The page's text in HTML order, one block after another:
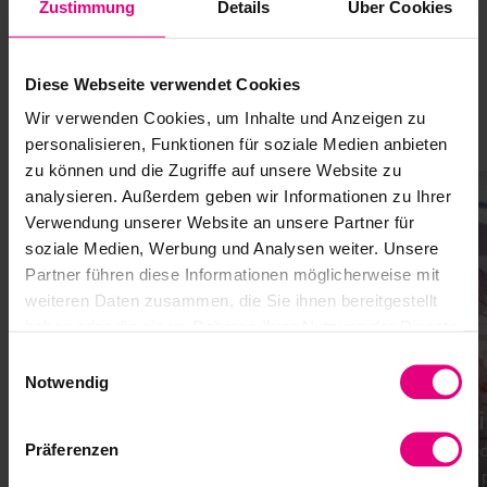
Zustimmung Details Über Cookies
Diese Webseite verwendet Cookies
Wir verwenden Cookies, um Inhalte und Anzeigen zu
personalisieren, Funktionen für soziale Medien anbieten
zu können und die Zugriffe auf unsere Website zu
analysieren. Außerdem geben wir Informationen zu Ihrer
Verwendung unserer Website an unsere Partner für
soziale Medien, Werbung und Analysen weiter. Unsere
Partner führen diese Informationen möglicherweise mit
weiteren Daten zusammen, die Sie ihnen bereitgestellt
Notwendig
Präferenzen
Secteurs
précision, de fiabilité et de performances maximales. Ils
sont utilisés dans une grande variété d'applications, partout
où des mouvements précis, des conceptions compactes et
des solutions d'entraînement durables sont nécessaires.
Actionneurs compacts et précis pour
fiable